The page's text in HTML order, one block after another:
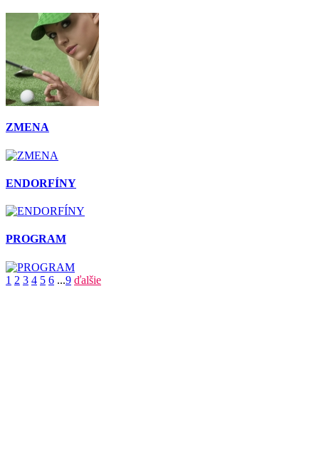
ZMENA
ENDORFÍNY
PROGRAM
1 2 3 4 5 6 ...9 ďalšie